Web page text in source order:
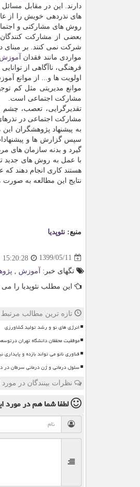
دارند. این در مقابل
های نذردهی خویش را از
روش های مشارکتی و
بعضی از مشارکت
شرکت نمی کنند. بر مبنای
مواردی مانند فقدان
آموزش
فرهنگی، ناآگاهی از
اولویت ها و... از موانع
موانع مدیریتی مثل کم
مشارکت اجتماعی است.
تقدیرگرایی، تعصب، چشم
مشارکت اجتماعی در
به پیشنهاد پژوهشگران
سپس گزارش ها و
گیرد و بدنه سازمان های
با عمل به روش های جدید
هستند کاری انجام دهند
نتایج این مطالعه به
منبع: نئوپدیا
1399/05/11
15:20:28
تگهای خبر:
آموزش
این مطلب نئوپدیا را می
تازه ترین مطالب مرتبط
انرژی های نو و رشد تولید کشاورزی
موفقیت محققان دانشگاه تهران
فناوری نانو می تواند بازده و پایداری
سلول درمانی و ژن درمانی سرطان در
نظرات بینندگان در
لطفا شما همدر مورد